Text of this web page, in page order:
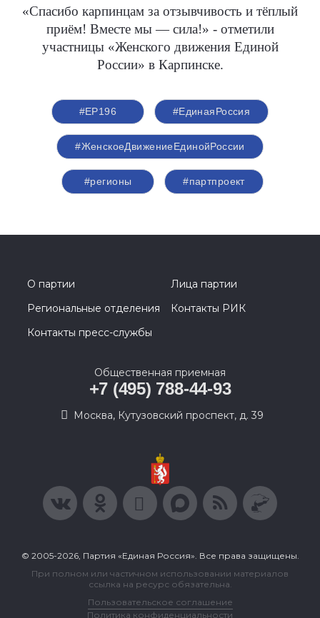
«Спасибо карпинцам за отзывчивость и тёплый
приём! Вместе мы — сила!» - отметили
участницы «Женского движения Единой
России» в Карпинске.
#ЕР196 #‎ЕдинаяРоссия
#ЖенскоеДвижениеЕдинойРоссии
#регионы #партпроект
О партии
Лица партии
Региональные отделения
Контакты РИК
Контакты пресс-службы
Общественная приемная
+7 (495) 788-44-93
Москва, Кутузовский проспект, д. 39
© 2005-2026, Партия «Единая Россия». Все права защищены.
При полном или частичном использовании материалов
ссылка на ресурс обязательна.
Пользовательское соглашение
Политика конфиденциальности